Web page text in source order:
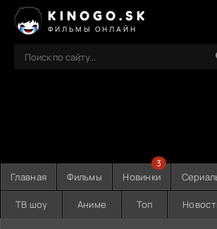
KINOGO.SK
ФИЛЬМЫ ОНЛАЙН
Главная Фильмы Новинки
3
ТВ шоу Аниме Топ